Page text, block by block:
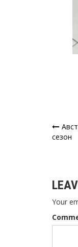
сезон
Your